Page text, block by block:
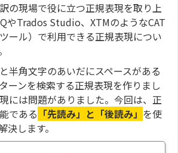
の現場で役に立つ正規表現を取り上
やTrados Studio、XTMのようなCAT
ール）で利用できる正規表現につい
半角文字のあいだにスペースがある
ーンを検索する正規表現を作りまし
には問題がありました。今回は、正
である 「先読み」と「後読み」 を使
決します。